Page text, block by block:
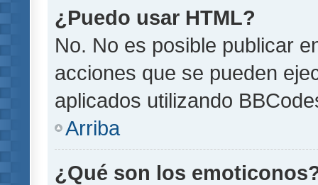
¿Puedo usar HTML?
No. No es posible publicar
acciones que se pueden
aplicados utilizando
Arriba
¿Qué son los